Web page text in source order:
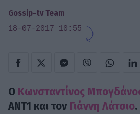
Gossip-tv Team
18-07-2017 10:55
Ο Κωνσταντίνος
ΑΝΤ1 και τον Γιάννη Λάτσιο.